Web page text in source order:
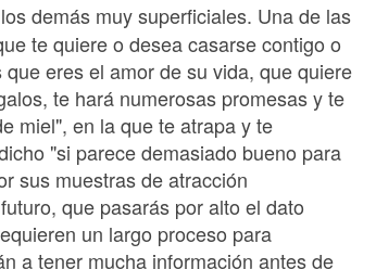
demás muy superficiales. Una de las
te quiere o desea casarse contigo o
eres el amor de su vida, que quiere
te hará numerosas promesas y te
miel", en la que te atrapa y te
"si parece demasiado bueno para
sus muestras de atracción
que pasarás por alto el dato
un largo proceso para
a tener mucha información antes de